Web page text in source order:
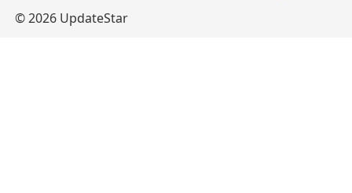
© 2026 UpdateStar